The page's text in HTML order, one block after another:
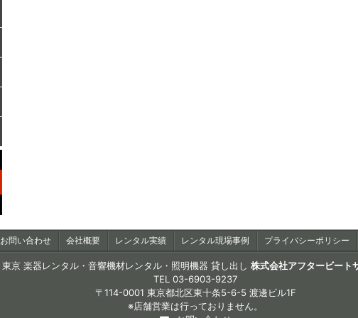
お問い合わせ 会社概要 レンタル実績 レンタル現場事例 プライバシーポリシー
東京 楽器レンタル・音響機材レンタル・照明機器 貸し出し 株式会社アフタービート
TEL 03-6903-9237
〒114-0001 東京都北区東十条5-6-5 渡邊ビル1F
※店舗営業は行っておりません。